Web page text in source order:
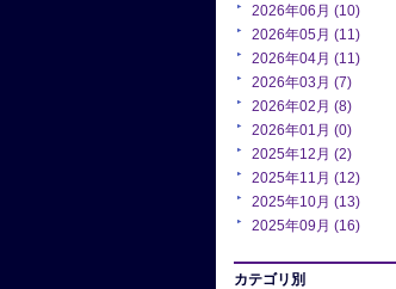
2026年06月 (10)
2026年05月 (11)
2026年04月 (11)
2026年03月 (7)
2026年02月 (8)
2026年01月 (0)
2025年12月 (2)
2025年11月 (12)
2025年10月 (13)
2025年09月 (16)
カテゴリ別